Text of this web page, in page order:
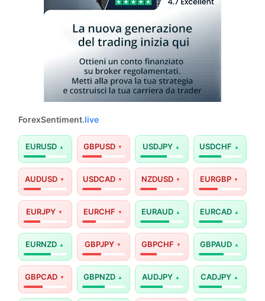
ForexSentiment.live
EURUSD GBPUSD USDJPY USDCHF
AUDUSD USDCAD NZDUSD EURGBP
EURJPY EURCHF EURAUD EURCAD
EURNZD GBPJPY GBPCHF GBPAUD
GBPCAD GBPNZD AUDJPY CADJPY